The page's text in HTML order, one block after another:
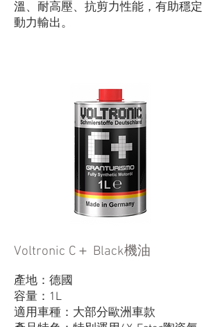
溫、耐高壓、抗剪力性能，有助穩定
動力輸出。
Voltronic C＋ Black機油
產地：德國
容量：1L
適用車種：大部分歐洲車款